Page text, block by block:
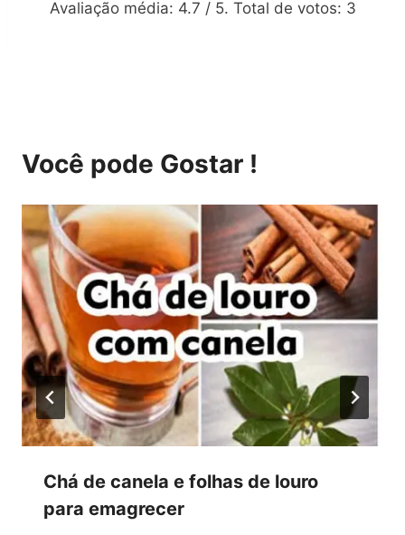
Avaliação média: 4.7 / 5. Total de votos: 3
Você pode Gostar !
Chá de canela e folhas de louro
para emagrecer